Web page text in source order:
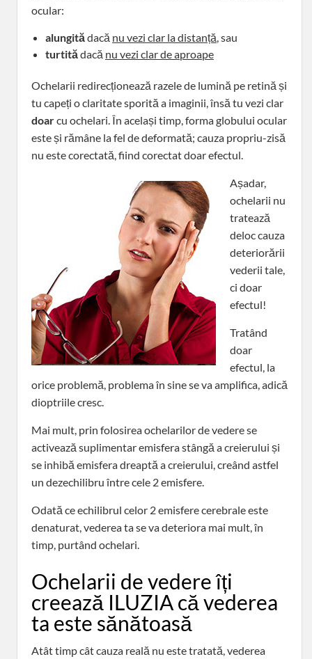
ocular:
alungitădacă nu vezi clar la distanță, sau
turtitădacă nu vezi clar de aproape
Ochelarii redirecționează razele de lumină pe retină și
tu capeți o claritate sporită a imaginii, însă tu vezi clar
doarcu ochelari. În același timp, forma globului ocular
este și rămâne la fel de deformată; cauza propriu-zisă
nu este corectată, fiind corectat doar efectul.
Așadar,
ochelarii nu
tratează
deloc cauza
deteriorării
vederii tale,
ci doar
efectul!
Tratând
doar
efectul, la
orice problemă, problema în sine se va amplifica, adică
dioptriile cresc.
Mai mult, prin folosirea ochelarilor de vedere se
activează suplimentar emisfera stângă a creierului și
se inhibă emisfera dreaptă a creierului, creând astfel
un dezechilibru între cele 2 emisfere.
Odată ce echilibrul celor 2 emisfere cerebrale este
denaturat, vederea ta se va deteriora mai mult, în
timp, purtând ochelari.
Ochelarii de vedere îți
creează ILUZIA că vederea
ta este sănătoasă
Atât timp cât cauza reală nu este tratată, vederea